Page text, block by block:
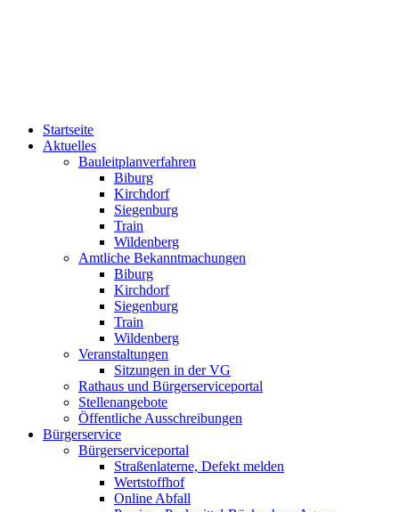
Startseite
Aktuelles
Bauleitplanverfahren
Biburg
Kirchdorf
Siegenburg
Train
Wildenberg
Amtliche Bekanntmachungen
Biburg
Kirchdorf
Siegenburg
Train
Wildenberg
Veranstaltungen
Sitzungen in der VG
Rathaus und Bürgerserviceportal
Stellenangebote
Öffentliche Ausschreibungen
Bürgerservice
Bürgerserviceportal
Straßenlaterne, Defekt melden
Wertstoffhof
Online Abfall